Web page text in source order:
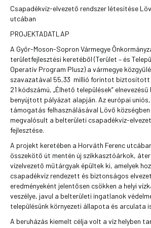
Csapadékvíz-elvezető rendszer létesítése
utcában
PROJEKTADATLAP
A Győr-Moson-Sopron Vármegye
területfejlesztési keretéből (Terület – és
Operatív Program Plusz) a vármegye
szavazatával 55,33 millió forintot biztosított
21 kódszámú, „Élhető települések”
benyújtott pályázat alapján. Az európai
támogatás felhasználásával Lövő
megvalósult a belterületi csapadékvíz-
fejlesztése.
A projekt keretében a Horváth Ferenc
összekötő út mentén új szikkasztóárkok,
vízelvezető műtárgyak épültek ki, amelyek
csapadékvíz rendezett és biztonságos
eredményeként jelentősen csökken a helyi
veszélye, javul a belterületi ingatlanok
településünk környezeti állapota és arculata
A beruházás kiemelt célja volt a víz helyben